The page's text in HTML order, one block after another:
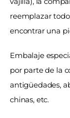
reemplazar
encontrar una
Embalaje
por parte de la
antigüedades,
chinas, etc.